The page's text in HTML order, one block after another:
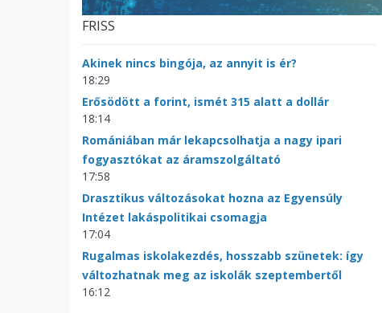
FRISS
Akinek nincs bingója, az annyit is ér?
18:29
Erősödött a forint, ismét 315 alatt a dollár
18:14
Romániában már lekapcsolhatja a nagy ipari
fogyasztókat az áramszolgáltató
17:58
Drasztikus változásokat hozna az Egyensúly
Intézet lakáspolitikai csomagja
17:04
Rugalmas iskolakezdés, hosszabb szünetek: így
változhatnak meg az iskolák szeptembertől
16:12